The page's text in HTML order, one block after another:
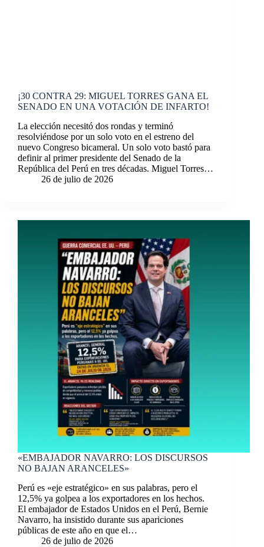
¡30 CONTRA 29: MIGUEL TORRES GANA EL
SENADO EN UNA VOTACIÓN DE INFARTO!
La elección necesitó dos rondas y terminó
resolviéndose por un solo voto en el estreno del
nuevo Congreso bicameral. Un solo voto bastó para
definir al primer presidente del Senado de la
República del Perú en tres décadas. Miguel Torres…
26 de julio de 2026
«EMBAJADOR NAVARRO: LOS DISCURSOS
NO BAJAN ARANCELES»
Perú es «eje estratégico» en sus palabras, pero el
12,5% ya golpea a los exportadores en los hechos.
El embajador de Estados Unidos en el Perú, Bernie
Navarro, ha insistido durante sus apariciones
públicas de este año en que el…
26 de julio de 2026